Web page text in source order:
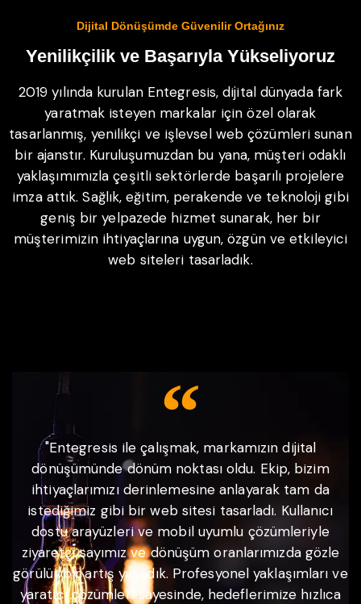
Dijital Dönüşümde Güvenilir Ortağınız
Yenilikçilik ve Başarıyla Yükseliyoruz
2019 yılında kurulan Entegresis, dijital dünyada fark
yaratmak isteyen markalar için özel olarak
tasarlanmış, yenilikçi ve işlevsel web çözümleri sunan
bir ajanstır. Kuruluşumuzdan bu yana, müşteri odaklı
yaklaşımımızla çeşitli sektörlerde başarılı projelere
imza attık. Sağlık, eğitim, perakende ve teknoloji gibi
geniş bir yelpazede hizmet sunarak, her bir
müşterimizin ihtiyaçlarına uygun, özgün ve etkileyici
web siteleri tasarladık.
"Entegresis ile çalışmak, markamızın dijital
dönüşümünde dönüm noktası oldu. Ekip, bizim
ihtiyaçlarımızı derinlemesine anlayarak tam da
istediğimiz gibi bir web sitesi tasarladı. Kullanıcı
dostu arayüzleri ve mobil uyumlu çözümleriyle
ziyaretçi sayımız ve dönüşüm oranlarımızda gözle
görülür bir artış yaşadık. Profesyonel yaklaşımları ve
yaratıcı çözümleri sayesinde, hedeflerimize hızlıca